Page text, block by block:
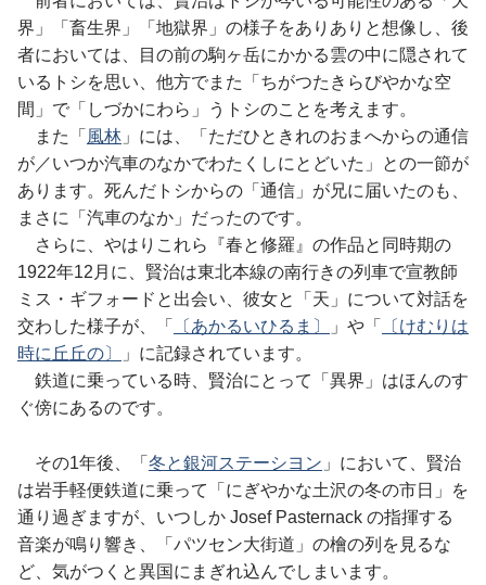
界」「畜生界」「地獄界」の様子をありありと想像し、後
者においては、目の前の駒ヶ岳にかかる雲の中に隠されて
いるトシを思い、他方でまた「ちがつたきらびやかな空
間」で「しづかにわら」うトシのことを考えます。
また「 風林 」には、「ただひときれのおまへからの通信
が／いつか汽車のなかでわたくしにとどいた」との一節が
あります。死んだトシからの「通信」が兄に届いたのも、
まさに「汽車のなか」だったのです。
さらに、やはりこれら『春と修羅』の作品と同時期の
1922年12月に、賢治は東北本線の南行きの列車で宣教師
ミス・ギフォードと出会い、彼女と「天」について対話を
交わした様子が、「
〔あかるいひるま〕 」や「
〔けむりは
時に丘丘の〕
」に記録されています。
鉄道に乗っている時、賢治にとって「異界」はほんのす
ぐ傍にあるのです。
その1年後、「 冬と銀河ステーシヨン 」において、賢治
は岩手軽便鉄道に乗って「にぎやかな土沢の冬の市日」を
通り過ぎますが、いつしか Josef Pasternack の指揮する
音楽が鳴り響き、「パツセン大街道」の檜の列を見るな
ど、気がつくと異国にまぎれ込んでしまいます。